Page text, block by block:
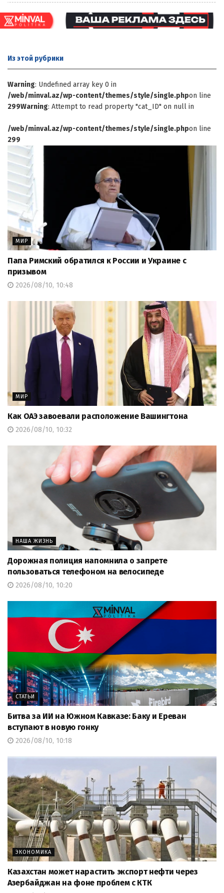
Из этой рубрики
Warning: Undefined array key 0 in
/web/minval.az/wp-content/themes/style/single.phpon line
299Warning: Attempt to read property "cat_ID" on null in
/web/minval.az/wp-content/themes/style/single.phpon line
299
МИР
Папа Римский обратился к России и Украине с
призывом
2026/08/10, 10:48
МИР
Как ОАЭ завоевали расположение Вашингтона
2026/08/10, 10:32
НАША ЖИЗНЬ
Дорожная полиция напомнила о запрете
пользоваться телефоном на велосипеде
2026/08/10, 10:20
СТАТЬИ
Битва за ИИ на Южном Кавказе: Баку и Ереван
вступают в новую гонку
2026/08/10, 10:18
ЭКОНОМИКА
Казахстан может нарастить экспорт нефти через
Азербайджан на фоне проблем с КТК